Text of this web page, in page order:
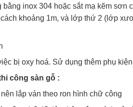
inox 304 hoặc sắt mạ kẽm
khoảng 1m, và lớp thứ 2 (lớp
bị oxy hoá. Sử dụng thêm phụ
công sàn gỗ :
lắp ván theo ron hình chữ công